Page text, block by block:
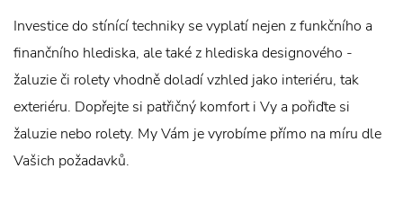
Investice do stínící techniky se vyplatí nejen z funkčního a
finančního hlediska, ale také z hlediska designového -
žaluzie či rolety vhodně doladí vzhled jako interiéru, tak
exteriéru. Dopřejte si patřičný komfort i Vy a pořiďte si
žaluzie nebo rolety. My Vám je vyrobíme přímo na míru dle
Vašich požadavků.